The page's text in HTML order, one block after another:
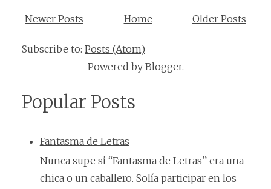
Newer Posts Older Posts
Home
Subscribe to: Posts (Atom)
Powered by Blogger.
Popular Posts
Fantasma de Letras
Nunca supe si “Fantasma de Letras” era una
chica o un caballero. Solía participar en los